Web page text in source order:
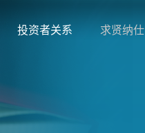
投资者关系 求贤纳仕